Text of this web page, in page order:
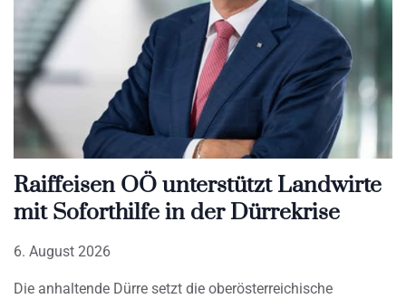
Raiffeisen OÖ unterstützt Landwirte
mit Soforthilfe in der Dürrekrise
6. August 2026
Die anhaltende Dürre setzt die oberösterreichische